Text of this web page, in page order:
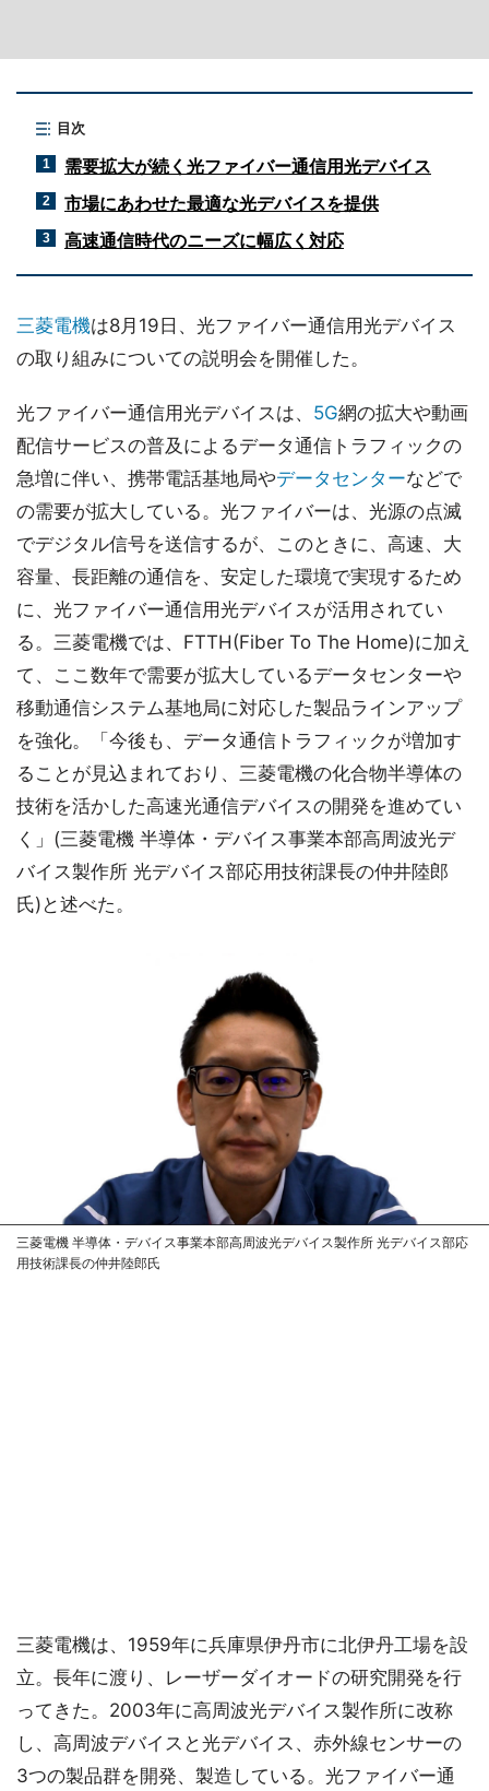
目次
1 需要拡大が続く光ファイバー通信用光デバイス
2 市場にあわせた最適な光デバイスを提供
3 高速通信時代のニーズに幅広く対応
三菱電機は8月19日、光ファイバー通信用光デバイス
の取り組みについての説明会を開催した。
光ファイバー通信用光デバイスは、 5G網の拡大や動画
配信サービスの普及によるデータ通信トラフィックの
急増に伴い、携帯電話基地局やデータセンターなどで
の需要が拡大している。光ファイバーは、光源の点滅
でデジタル信号を送信するが、このときに、高速、大
容量、長距離の通信を、安定した環境で実現するため
に、光ファイバー通信用光デバイスが活用されてい
る。三菱電機では、FTTH(Fiber To The Home)に加え
て、ここ数年で需要が拡大しているデータセンターや
移動通信システム基地局に対応した製品ラインアップ
を強化。「今後も、データ通信トラフィックが増加す
ることが見込まれており、三菱電機の化合物半導体の
技術を活かした高速光通信デバイスの開発を進めてい
く」(三菱電機 半導体・デバイス事業本部高周波光デ
バイス製作所 光デバイス部応用技術課長の仲井陸郎
氏)と述べた。
三菱電機 半導体・デバイス事業本部高周波光デバイス製作所 光デバイス部応
用技術課長の仲井陸郎氏
三菱電機は、1959年に兵庫県伊丹市に北伊丹工場を設
立。長年に渡り、レーザーダイオードの研究開発を行
ってきた。2003年に高周波光デバイス製作所に改称
し、高周波デバイスと光デバイス、赤外線センサーの
3つの製品群を開発、製造している。光ファイバー通